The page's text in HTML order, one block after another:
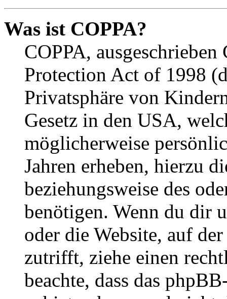
Was ist COPPA?
COPPA,
Protection Act of 1998
Privatsphäre von
Gesetz in den USA,
möglicherweise
Jahren erheben, hierzu
beziehungsweise des
benötigen. Wenn du dir
oder die Website, auf
zutrifft, ziehe einen
beachte, dass das